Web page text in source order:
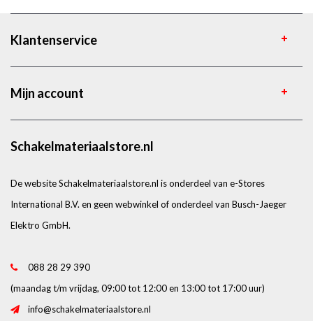
Klantenservice
Mijn account
Schakelmateriaalstore.nl
De website Schakelmateriaalstore.nl is onderdeel van e-Stores
International B.V. en geen webwinkel of onderdeel van Busch-Jaeger
Elektro GmbH.
088 28 29 390
(maandag t/m vrijdag, 09:00 tot 12:00 en 13:00 tot 17:00 uur)
info@schakelmateriaalstore.nl